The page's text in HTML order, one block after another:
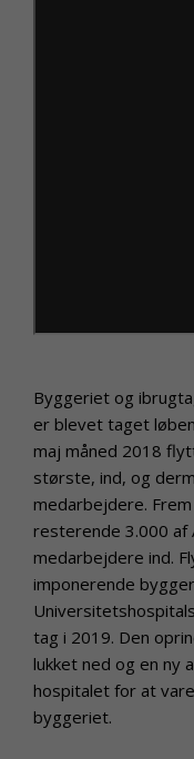
Byggeriet og
er blevet taget
maj måned 2018
største, ind, og
medarbejdere.
resterende 3.000 af
medarbejdere ind.
imponerende
tag i 2019. Den
lukket ned og en ny
hospitalet for at
byggeriet.